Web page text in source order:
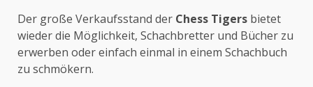
Der große Verkaufsstand der Chess Tigers bietet
wieder die Möglichkeit, Schachbretter und Bücher zu
erwerben oder einfach einmal in einem Schachbuch
zu schmökern.